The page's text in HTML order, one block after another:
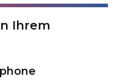
Ihrem